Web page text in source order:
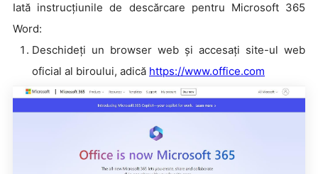
Iată instrucțiunile de descărcare pentru Microsoft 365
Word:
Deschideți un browser web și accesați site-ul web
oficial al biroului, adică https://www.office.com